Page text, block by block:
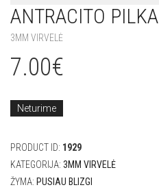
ANTRACITO PILKA
3MM VIRVELĖ
7.00€
Neturime
PRODUCT ID: 1929
KATEGORIJA: 3MM VIRVELĖ
ŽYMA: PUSIAU BLIZGI